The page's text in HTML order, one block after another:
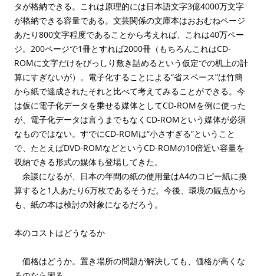
タが格納できる。これは原理的には日本語文字3億4000万文字
が格納できる容量である。文芸関係の文庫本はおおむねページ
あたり800文字程度であることから考えれば、これは40万ペー
ジ。200ページで1冊とすれば2000冊（もちろんこれはCD-
ROMに文字だけをびっしり敷き詰めるという仮定での机上の計
算にすぎないが）。電子化することによる“省スペース”は竹簡
から紙で達成されたそれと比べて考えてみることができる。今
は仮に電子化データを乗せる媒体としてCD-ROMを例に使った
が、電子化データは言うまでもなくCD-ROMという媒体が必須
なものではない。すでにCD-ROMは“小さすぎる”ということ
で、たとえばDVD-ROMなどというCD-ROMの10倍近い容量を
収納できる形式の媒体も登場してきた。
余談になるが、日本の年間の紙の使用量はA4のコピー紙に換
算すると1人あたり6万枚であるそうだ。今後、環境の観点から
も、紙の本は検討の対象になるだろう。
本のコストはどうなるか
価格はどうか。置き場所の問題が解決しても、価格が高くな